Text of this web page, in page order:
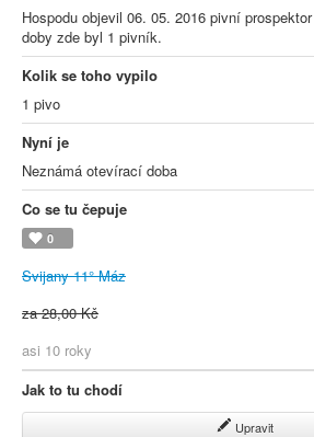
Hospodu objevil 06. 05. 2016 pivní prospektor
doby zde byl 1 pivník.
Kolik se toho vypilo
1 pivo
Nyní je
Neznámá otevírací doba
Co se tu čepuje
0
Svijany 11° Máz
za 28,00 Kč
asi 10 roky
Jak to tu chodí
Upravit